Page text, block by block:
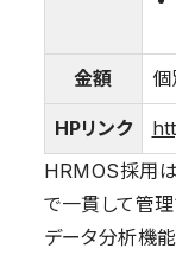
金額 個
HPリンク
HRMOS採用
で一貫して管理
データ分析機